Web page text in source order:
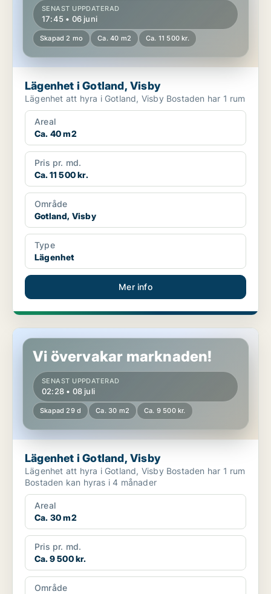
SENAST UPPDATERAD
17:45 • 06 juni
Skapad 2 mo Ca. 40 m2 Ca. 11 500 kr.
Lägenhet i Gotland, Visby
Lägenhet att hyra i Gotland, Visby Bostaden har 1 rum
Areal
Ca. 40 m2
Pris pr. md.
Ca. 11 500 kr.
Område
Gotland, Visby
Type
Lägenhet
Mer info
Lägenhet i Gotland, Visby
Vi övervakar marknaden!
SENAST UPPDATERAD
02:28 • 08 juli
Skapad 29 d Ca. 30 m2 Ca. 9 500 kr.
Lägenhet i Gotland, Visby
Lägenhet att hyra i Gotland, Visby Bostaden har 1 rum
Bostaden kan hyras i 4 månader
Areal
Ca. 30 m2
Pris pr. md.
Ca. 9 500 kr.
Område